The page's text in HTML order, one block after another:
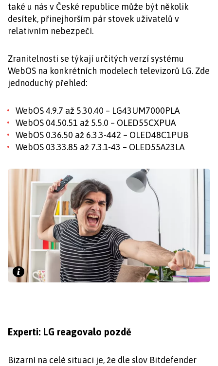
také u nás v České republice může být několik
desítek, přinejhorším pár stovek uživatelů v
relativním nebezpečí.
Zranitelnosti se týkají určitých verzí systému
WebOS na konkrétních modelech televizorů LG. Zde
jednoduchý přehled:
WebOS 4.9.7 až 5.30.40 – LG43UM7000PLA
WebOS 04.50.51 až 5.5.0 – OLED55CXPUA
WebOS 0.36.50 až 6.3.3-442 – OLED48C1PUB
WebOS 03.33.85 až 7.3.1-43 – OLED55A23LA
Experti: LG reagovalo pozdě
Bizarní na celé situaci je, že dle slov Bitdefender